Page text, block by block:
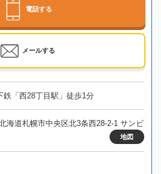
電話する
メールする
鉄「西28丁目駅」徒歩1分
海道札幌市中央区北3条西28-2-1 サンビ
地図